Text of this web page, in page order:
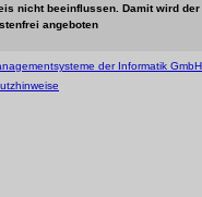
nicht beeinflussen. Damit wird
angeboten
der Informatik GmbH